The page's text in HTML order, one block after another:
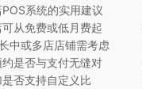
系统的实用建议
从免费或低月费起
中或多店店铺需考虑
是否与支付无缝对
否支持自定义比